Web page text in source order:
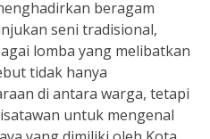
beragam
seni tradisional,
lomba yang melibatkan
tidak hanya
di antara warga, tetapi
untuk mengenal